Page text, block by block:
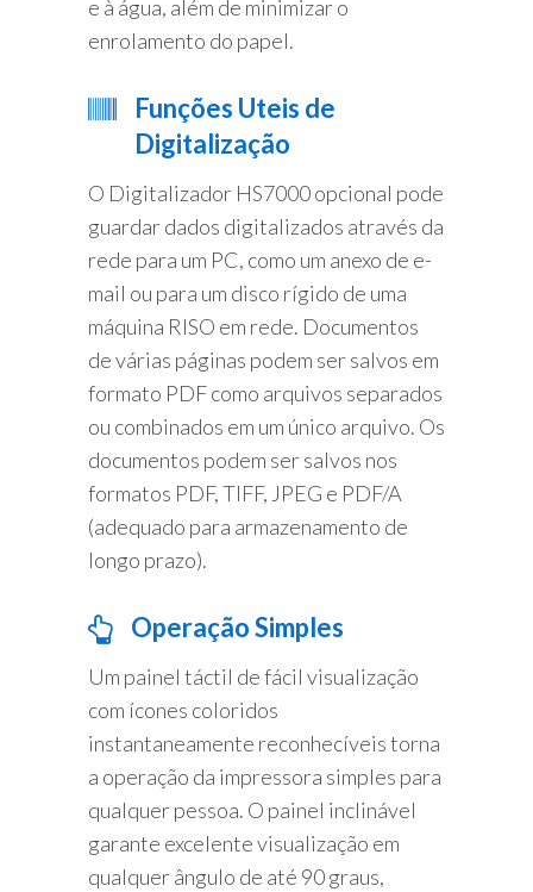
e à água, além de minimizar o
enrolamento do papel.
Funções Uteis de
Digitalização
O Digitalizador HS7000 opcional pode
guardar dados digitalizados através da
rede para um PC, como um anexo de e-
mail ou para um disco rígido de uma
máquina RISO em rede. Documentos
de várias páginas podem ser salvos em
formato PDF como arquivos separados
ou combinados em um único arquivo. Os
documentos podem ser salvos nos
formatos PDF, TIFF, JPEG e PDF/A
(adequado para armazenamento de
longo prazo).
Operação Simples
Um painel táctil de fácil visualização
com ícones coloridos
instantaneamente reconhecíveis torna
a operação da impressora simples para
qualquer pessoa. O painel inclinável
garante excelente visualização em
qualquer ângulo de até 90 graus,